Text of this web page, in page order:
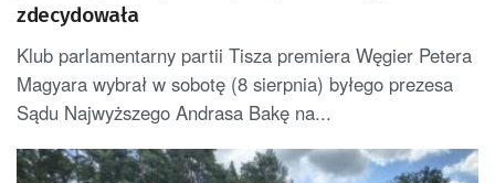
zdecydowała
Klub parlamentarny partii Tisza premiera Węgier Petera
Magyara wybrał w sobotę (8 sierpnia) byłego prezesa
Sądu Najwyższego Andrasa Bakę na...